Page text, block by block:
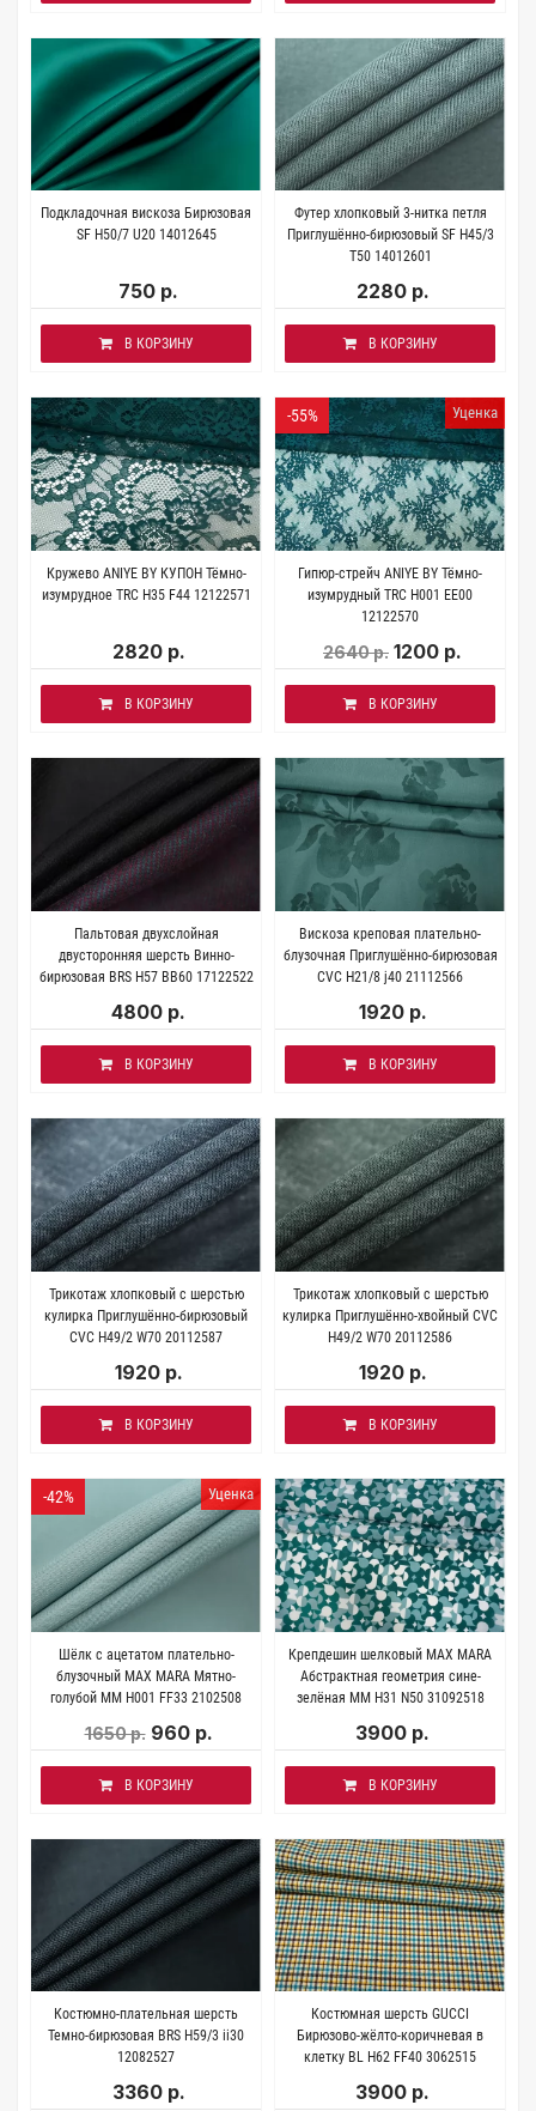
Подкладочная вискоза Бирюзовая
SF H50/7 U20 14012645
750 р.
В КОРЗИНУ
Футер хлопковый 3-нитка петля
Приглушённо-бирюзовый SF H45/3
Т50 14012601
2280 р.
В КОРЗИНУ
Кружево ANIYE BY КУПОН Тёмно-
изумрудное TRC H35 F44 12122571
2820 р.
В КОРЗИНУ
Уценка
-55%
Гипюр-стрейч ANIYE BY Тёмно-
изумрудный TRC H001 EE00
12122570
2640 р. 1200 р.
В КОРЗИНУ
Пальтовая двухслойная
двусторонняя шерсть Винно-
бирюзовая BRS H57 BB60 17122522
4800 р.
В КОРЗИНУ
Вискоза креповая плательно-
блузочная Приглушённо-бирюзовая
CVC H21/8 j40 21112566
1920 р.
В КОРЗИНУ
Трикотаж хлопковый с шерстью
кулирка Приглушённо-бирюзовый
CVC H49/2 W70 20112587
1920 р.
В КОРЗИНУ
Трикотаж хлопковый с шерстью
кулирка Приглушённо-хвойный CVC
H49/2 W70 20112586
1920 р.
В КОРЗИНУ
Уценка
-42%
Шёлк с ацетатом плательно-
блузочный MAX MARA Мятно-
голубой MM H001 FF33 2102508
1650 р. 960 р.
В КОРЗИНУ
Крепдешин шелковый MAX MARA
Абстрактная геометрия сине-
зелёная MM H31 N50 31092518
3900 р.
В КОРЗИНУ
Костюмно-плательная шерсть
Темно-бирюзовая BRS H59/3 ii30
12082527
3360 р.
Костюмная шерсть GUCCI
Бирюзово-жёлто-коричневая в
клетку BL H62 FF40 3062515
3900 р.